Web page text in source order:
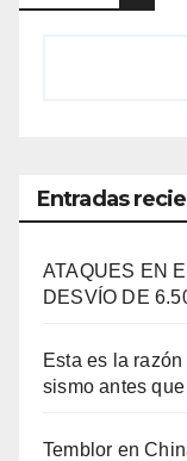
Entradas
ATAQUES EN
DESVÍO DE
Esta es la
sismo antes
Temblor en